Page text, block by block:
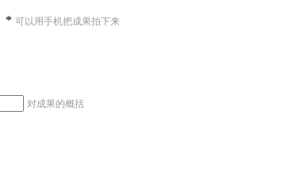
* 可以用手机把成果拍下来
对成果的概括